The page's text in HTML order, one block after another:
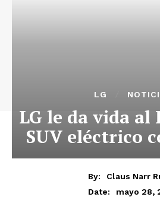
LG
LG le da vida al
SUV eléctrico
By:
Claus Narr
Date:
mayo 28,